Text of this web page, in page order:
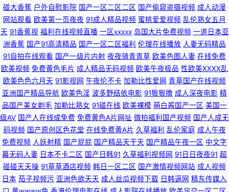
v∧ 香蕉视频色片 夜夜女人国产精品 性福女优丝袜 亚洲色一色 亚州色呦呦
呦 中文字幕人妻一区二区 伊人成人色网 夜先锋女人AV资源 伊人久久五月 91
传媒国产吴梦梦 1024自拍网 综合色色亭亭 综合欧美后入 91福利导航青青草
综合色情第七页 91精品白丝国产 91传媒免费看 91国产福利在线 91传媒国产
传媒在线播放 91干看片逼爽爽淫绳子 91麻豆人妻有码中出 91精品视频网 91
美女足交 91视频网站 91色图 国产激情看片在线一区 九九国产精 日韩无码成
碰大香蕉 户外自慰影院 国产一区二区二区 国产偷窥盗摄视频 成人动漫
网站观看 欧美第一页夜夜 91成人精品视频 蜜桃爱爱视频 乱伦熟女五月
天 91香蕉视 福利在线视频直播 一区xxxxx 岛国大片免费视频 一道日本亚
洲香蕉 国产91高清精品 国产一区二区福利 伦理在线播放 人妻无码精品
91自拍在线观看 国产一级片内射 夜夜骑青青草 欧美色图人妻 在线免费
欧美视频 免费黄色毛片 成人精品无码视频 欧美午夜极品 性欧美ⅩⅩⅩⅩ乱
欧美色色六月天 91影视网 午夜伦不卡 加勒比性爱网 青草国产在线视频
亚洲国产精品导航 欧美色淫 波多野结依电影 91狠狠撸 成人深夜电影 精
品国产美女剃毛 加勒比熟女 91碰在线 欧美裸模 萌白酱国产一区 美国一
级AV 国产人在线成免费 免费黄色A片网址 微拍福利国产视频 国产人成无
码视频 国产原创区色花堂 在线免费黄A片 久草福利 乱伦家庭 成人午夜
免费视频 人妖射精 国产屁屁 国产精品天干天 国产精品午夜一区 中文字
幕无码人妻 日本不卡二区 国产日韩91 久草福利视频网 91日日夜夜91 超
碰碰天天操 91草草酒店视频 韩日一区二区 国产激情视频网站 成人视频
日本 茄子视频污 亚洲色欲天天 成人丝瓜视频下载 日韩逼网 精东传媒入